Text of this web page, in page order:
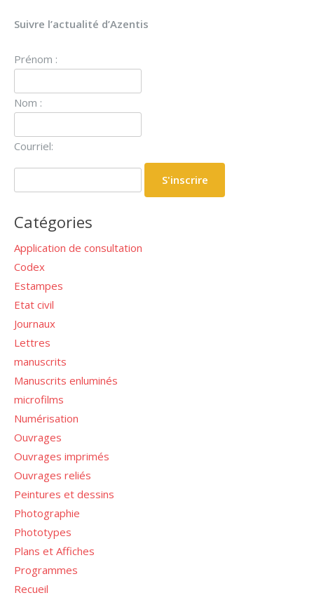
Suivre l’actualité d’Azentis
Prénom :
Nom :
Courriel:
Catégories
Application de consultation
Codex
Estampes
Etat civil
Journaux
Lettres
manuscrits
Manuscrits enluminés
microfilms
Numérisation
Ouvrages
Ouvrages imprimés
Ouvrages reliés
Peintures et dessins
Photographie
Phototypes
Plans et Affiches
Programmes
Recueil